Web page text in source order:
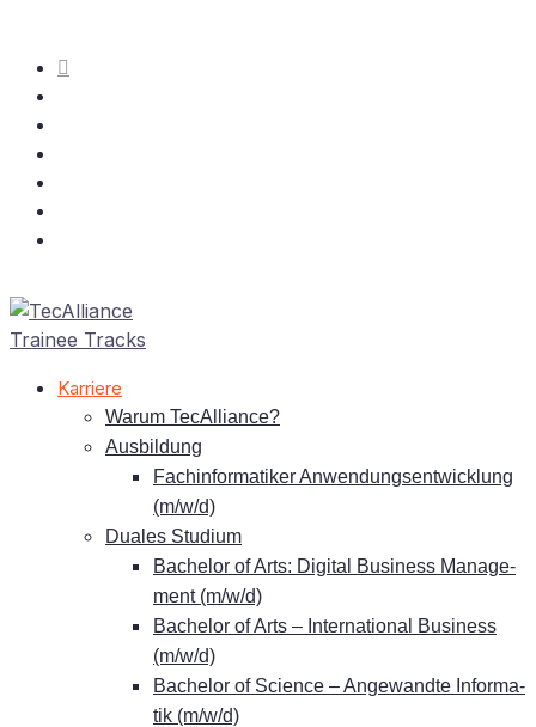
Kar­rie­re
War­um TecAlliance?
Aus­bil­dung
Fach­in­for­ma­ti­ker An­wen­dungs­ent­wick­lung
(m/w/d)
Dua­les Studium
Ba­che­lor of Arts: Di­gi­tal Busi­ness Ma­nage­
ment (m/w/d)
Ba­che­lor of Arts – In­ter­na­tio­nal Busi­ness
(m/w/d)
Ba­che­lor of Sci­ence – An­ge­wand­te In­for­ma­
tik (m/w/d)